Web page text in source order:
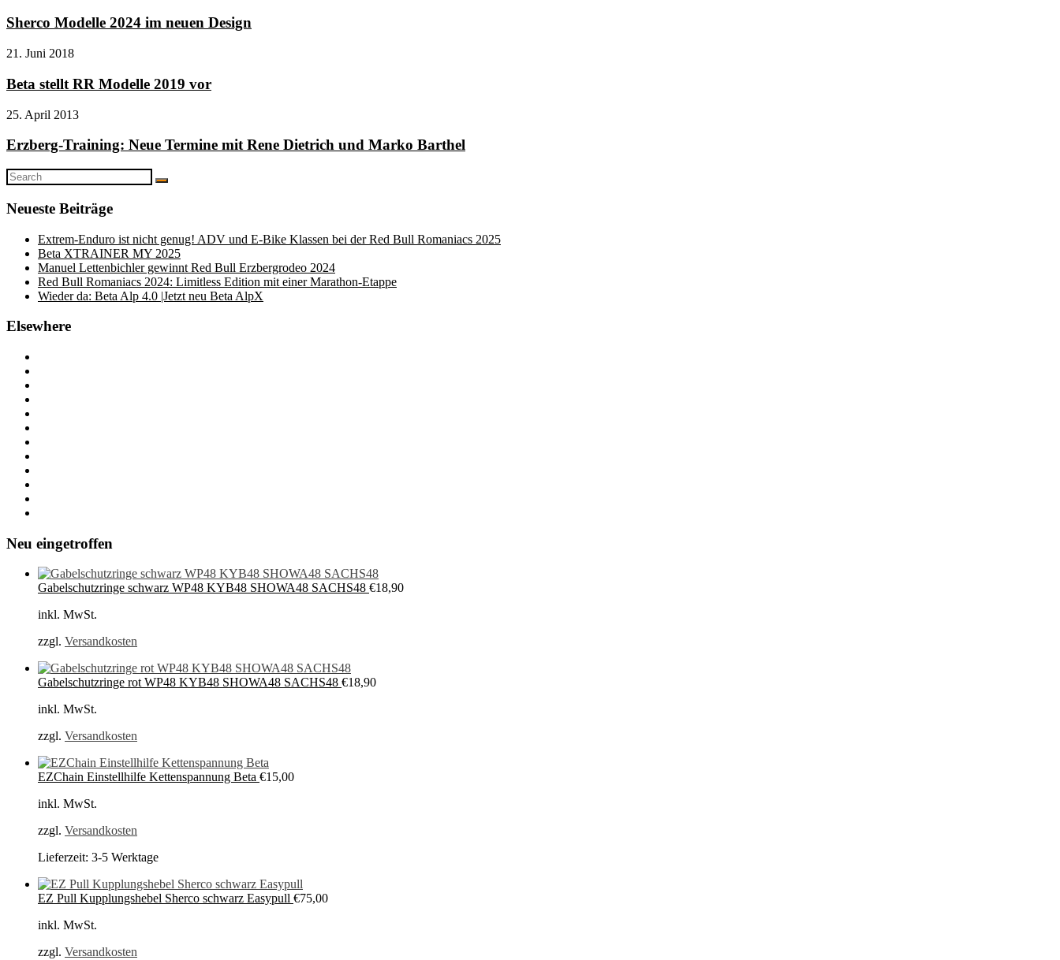
Sherco Modelle 2024 im neuen Design
21. Juni 2018
Beta stellt RR Modelle 2019 vor
25. April 2013
Erzberg-Training: Neue Termine mit Rene Dietrich und Marko Barthel
Search
for:
Search
Neueste Beiträge
Extrem-Enduro ist nicht genug! ADV und E-Bike Klassen bei der Red Bull Romaniacs 2025
Beta XTRAINER MY 2025
Manuel Lettenbichler gewinnt Red Bull Erzbergrodeo 2024
Red Bull Romaniacs 2024: Limitless Edition mit einer Marathon-Etappe
Wieder da: Beta Alp 4.0 |Jetzt neu Beta AlpX
Elsewhere
Neu eingetroffen
Gabelschutzringe schwarz WP48 KYB48 SHOWA48 SACHS48 €18,90
inkl. MwSt.
zzgl. Versandkosten
Gabelschutzringe rot WP48 KYB48 SHOWA48 SACHS48 €18,90
inkl. MwSt.
zzgl. Versandkosten
EZChain Einstellhilfe Kettenspannung Beta €15,00
inkl. MwSt.
zzgl. Versandkosten
Lieferzeit: 3-5 Werktage
EZ Pull Kupplungshebel Sherco schwarz Easypull €75,00
inkl. MwSt.
zzgl. Versandkosten